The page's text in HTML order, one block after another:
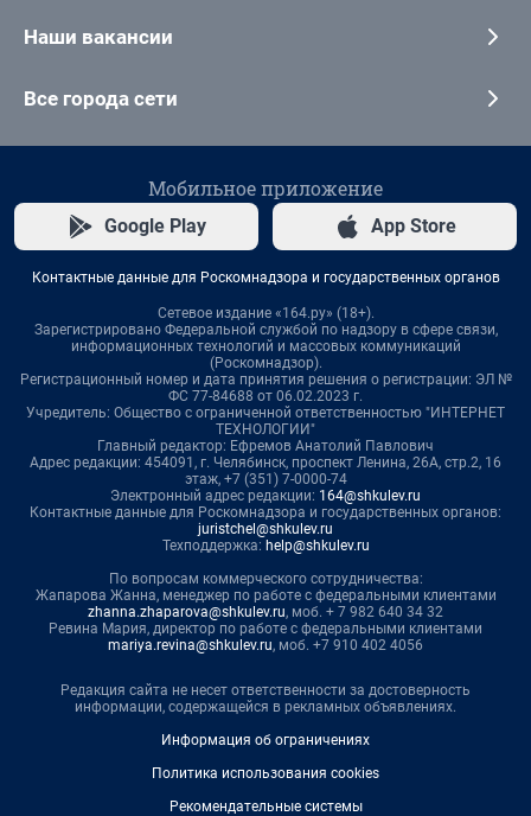
Наши вакансии
Все города сети
Мобильное приложение
Google Play App Store
Контактные данные для Роскомнадзора и государственных органов
Сетевое издание «164.ру» (18+).
Зарегистрировано Федеральной службой по надзору в сфере связи,
информационных технологий и массовых коммуникаций
(Роскомнадзор).
Регистрационный номер и дата принятия решения о регистрации: ЭЛ №
ФС 77-84688 от 06.02.2023 г.
Учредитель: Общество с ограниченной ответственностью "ИНТЕРНЕТ
ТЕХНОЛОГИИ"
Главный редактор: Ефремов Анатолий Павлович
Адрес редакции: 454091, г. Челябинск, проспект Ленина, 26А, стр.2, 16
этаж, +7 (351) 7-0000-74
Электронный адрес редакции: 164@shkulev.ru
Контактные данные для Роскомнадзора и государственных органов:
juristchel@shkulev.ru
Техподдержка: help@shkulev.ru
По вопросам коммерческого сотрудничества:
Жапарова Жанна, менеджер по работе с федеральными клиентами
zhanna.zhaparova@shkulev.ru, моб. + 7 982 640 34 32
Ревина Мария, директор по работе с федеральными клиентами
mariya.revina@shkulev.ru, моб. +7 910 402 4056
Редакция сайта не несет ответственности за достоверность
информации, содержащейся в рекламных объявлениях.
Информация об ограничениях
Политика использования cookies
Рекомендательные системы